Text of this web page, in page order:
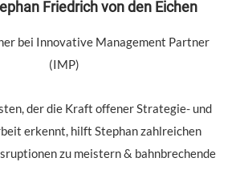
Friedrich von den Eichen
bei Innovative Management Partner
(IMP)
der die Kraft offener Strategie- und
erkennt, hilft Stephan zahlreichen
zu meistern & bahnbrechende